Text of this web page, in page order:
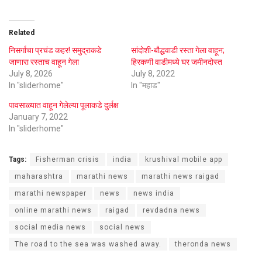
Related
निसर्गाचा प्रचंड कहर! समुद्राकडे
जाणारा रस्ताच वाहून गेला
July 8, 2026
In "sliderhome"
सांदोशी-बौद्धवाडी रस्ता गेला वाहून;
हिरकणी वाडीमध्ये घर जमीनदोस्त
July 8, 2022
In "महाड"
पावसाळ्यात वाहून गेलेल्या पूलाकडे दुर्लक्ष
January 7, 2022
In "sliderhome"
Tags: Fisherman crisis india krushival mobile app
maharashtra marathi news marathi news raigad
marathi newspaper news news india
online marathi news raigad revdadna news
social media news social news
The road to the sea was washed away. theronda news